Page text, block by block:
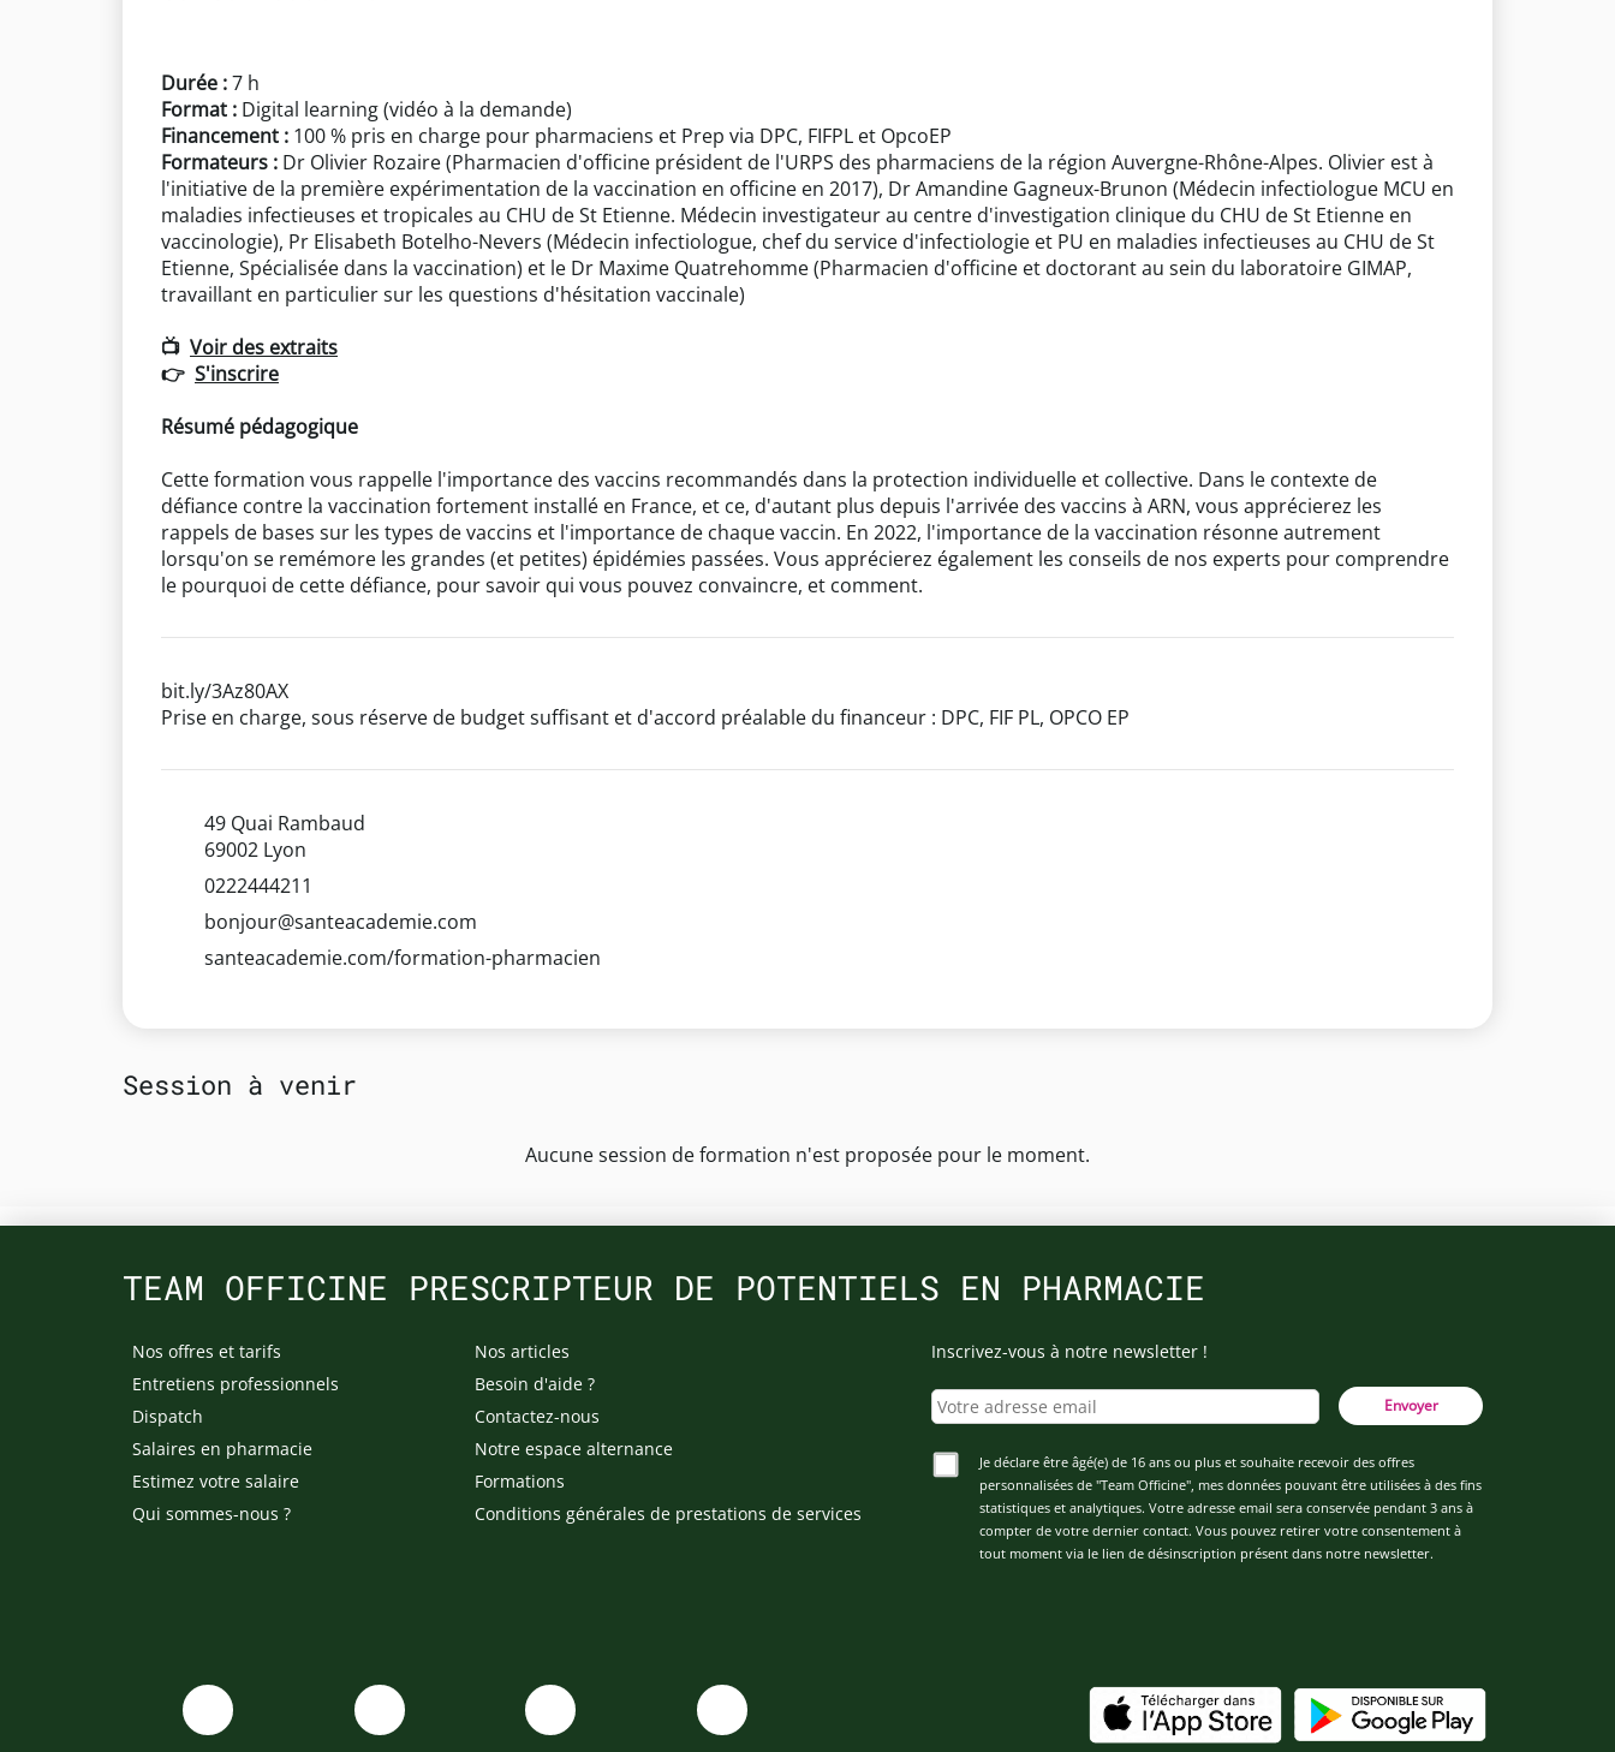
Durée :7 h
Format : Digital learning (vidéo à la demande)
Financement : 100 % pris en charge pour pharmaciens et Prep via DPC, FIFPL et OpcoEP
Formateurs : Dr Olivier Rozaire (Pharmacien d'officine président de l'URPS des pharmaciens de la région Auvergne-Rhône-Alpes. Olivier est à
l'initiative de la première expérimentation de la vaccination en officine en 2017), Dr Amandine Gagneux-Brunon (Médecin infectiologue MCU en
maladies infectieuses et tropicales au CHU de St Etienne. Médecin investigateur au centre d'investigation clinique du CHU de St Etienne en
vaccinologie), Pr Elisabeth Botelho-Nevers (Médecin infectiologue, chef du service d'infectiologie et PU en maladies infectieuses au CHU de St
Etienne, Spécialisée dans la vaccination) et le Dr Maxime Quatrehomme (Pharmacien d'officine et doctorant au sein du laboratoire GIMAP,
travaillant en particulier sur les questions d'hésitation vaccinale)
📺 Voir des extraits
👉 S'inscrire
Résumé pédagogique
Cette formation vous rappelle l'importance des vaccins recommandés dans la protection individuelle et collective. Dans le contexte de
défiance contre la vaccination fortement installé en France, et ce, d'autant plus depuis l'arrivée des vaccins à ARN, vous apprécierez les
rappels de bases sur les types de vaccins et l'importance de chaque vaccin. En 2022, l'importance de la vaccination résonne autrement
lorsqu'on se remémore les grandes (et petites) épidémies passées. Vous apprécierez également les conseils de nos experts pour comprendre
le pourquoi de cette défiance, pour savoir qui vous pouvez convaincre, et comment.
bit.ly/3Az80AX
Prise en charge, sous réserve de budget suffisant et d'accord préalable du financeur : DPC, FIF PL, OPCO EP
49 Quai Rambaud
69002 Lyon
0222444211
bonjour@santeacademie.com
santeacademie.com/formation-pharmacien
Session à venir
Aucune session de formation n'est proposée pour le moment.
TEAM OFFICINE PRESCRIPTEUR DE POTENTIELS EN PHARMACIE
Nos offres et tarifs
Entretiens professionnels
Dispatch
Salaires en pharmacie
Estimez votre salaire
Qui sommes-nous ?
Nos articles
Besoin d'aide ?
Contactez-nous
Notre espace alternance
Formations
Conditions générales de prestations de services
Inscrivez-vous à notre newsletter !
Envoyer
Je déclare être âgé(e) de 16 ans ou plus et souhaite recevoir des offres
personnalisées de "Team Officine", mes données pouvant être utilisées à des fins
statistiques et analytiques. Votre adresse email sera conservée pendant 3 ans à
compter de votre dernier contact. Vous pouvez retirer votre consentement à
tout moment via le lien de désinscription présent dans notre newsletter.